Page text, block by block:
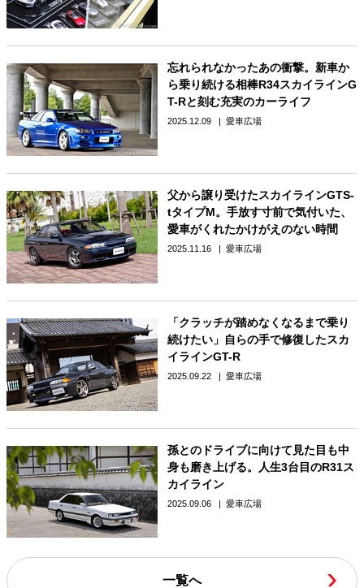
忘れられなかったあの衝撃。新車か
ら乗り続ける相棒R34スカイラインG
T-Rと刻む充実のカーライフ
2025.12.09 愛車広場
父から譲り受けたスカイラインGTS-
tタイプM。手放す寸前で気付いた、
愛車がくれたかけがえのない時間
2025.11.16 愛車広場
「クラッチが踏めなくなるまで乗り
続けたい」自らの手で修復したスカ
イラインGT-R
2025.09.22 愛車広場
孫とのドライブに向けて見た目も中
身も磨き上げる。人生3台目のR31ス
カイライン
2025.09.06 愛車広場
一覧へ